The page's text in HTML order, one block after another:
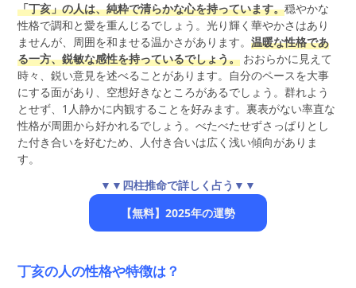
「丁亥」の人は、純粋で清らかな心を持っています。穏やかな
性格で調和と愛を重んじるでしょう。光り輝く華やかさはあり
ませんが、周囲を和ませる温かさがあります。温暖な性格であ
る一方、鋭敏な感性を持っているでしょう。 おおらかに見えて
時々、鋭い意見を述べることがあります。自分のペースを大事
にする面があり、空想好きなところがあるでしょう。群れよう
とせず、1人静かに内観することを好みます。裏表がない率直な
性格が周囲から好かれるでしょう。べたべたせずさっぱりとし
た付き合いを好むため、人付き合いは広く浅い傾向がありま
す。
▼▼四柱推命で詳しく占う▼▼
【無料】2025年の運勢
丁亥の人の性格や特徴は？